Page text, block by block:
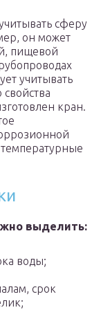
сферу
он может
пищевой
учитывать
кран.
выделить:
воды;
срок